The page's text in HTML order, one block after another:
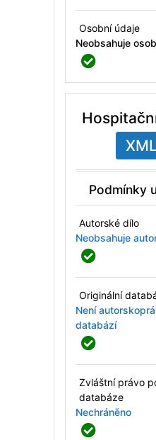
Osobní údaje
Neobsahuje
XML
Podmínky
Autorské dílo
Neobsahuje
Originální
Není
databází
Zvláštní právo
databáze
Nechráněno